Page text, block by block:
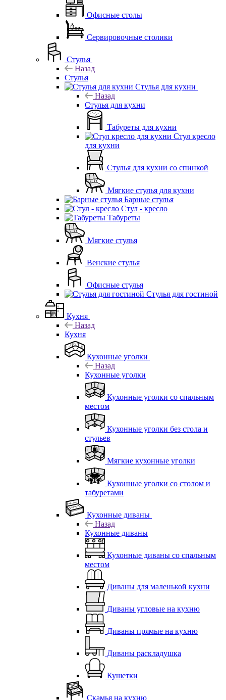
Офисные столы
Сервировочные столики
Стулья
Назад
Стулья
Стулья для кухни
Назад
Стулья для кухни
Табуреты для кухни
Стул кресло
для кухни
Стулья для кухни со спинкой
Мягкие стулья для кухни
Барные стулья
Стул - кресло
Табуреты
Мягкие стулья
Венские стулья
Офисные стулья
Стулья для гостиной
Кухня
Назад
Кухня
Кухонные уголки
Назад
Кухонные уголки
Кухонные уголки со спальным
местом
Кухонные уголки без стола и
стульев
Мягкие кухонные уголки
Кухонные уголки со столом и
табуретами
Кухонные диваны
Назад
Кухонные диваны
Кухонные диваны со спальным
местом
Диваны для маленькой кухни
Диваны угловые на кухню
Диваны прямые на кухню
Диваны раскладушка
Кушетки
Скамья на кухню